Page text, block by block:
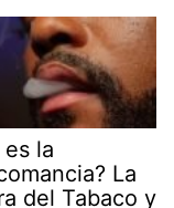
es la
La
del Tabaco y